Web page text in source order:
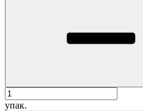
упак.